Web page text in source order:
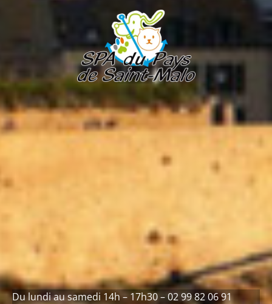
Du lundi au samedi 14h – 17h30 – 02 99 82 06 91